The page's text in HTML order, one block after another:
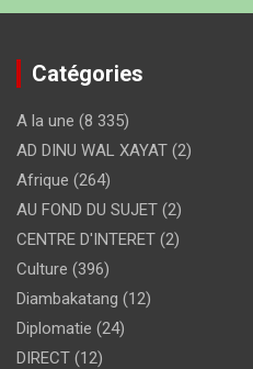
Catégories
A la une (8 335)
AD DINU WAL XAYAT (2)
Afrique (264)
AU FOND DU SUJET (2)
CENTRE D'INTERET (2)
Culture (396)
Diambakatang (12)
Diplomatie (24)
DIRECT (12)